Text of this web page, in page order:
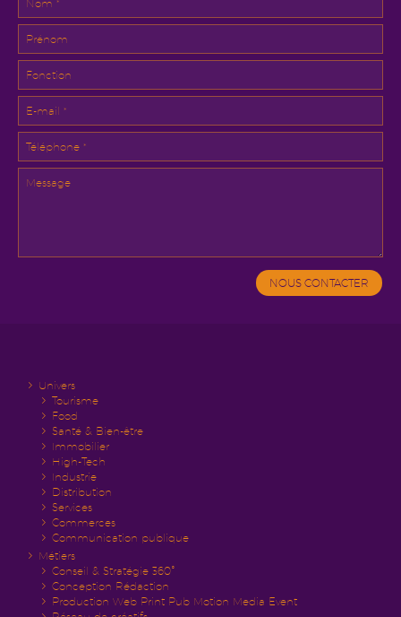
Univers
Tourisme
Food
Santé & Bien-être
Immobilier
High-Tech
Industrie
Distribution
Services
Commerces
Communication publique
Métiers
Conseil & Stratégie 360°
Conception Rédaction
Production Web Print Pub Motion Media Event